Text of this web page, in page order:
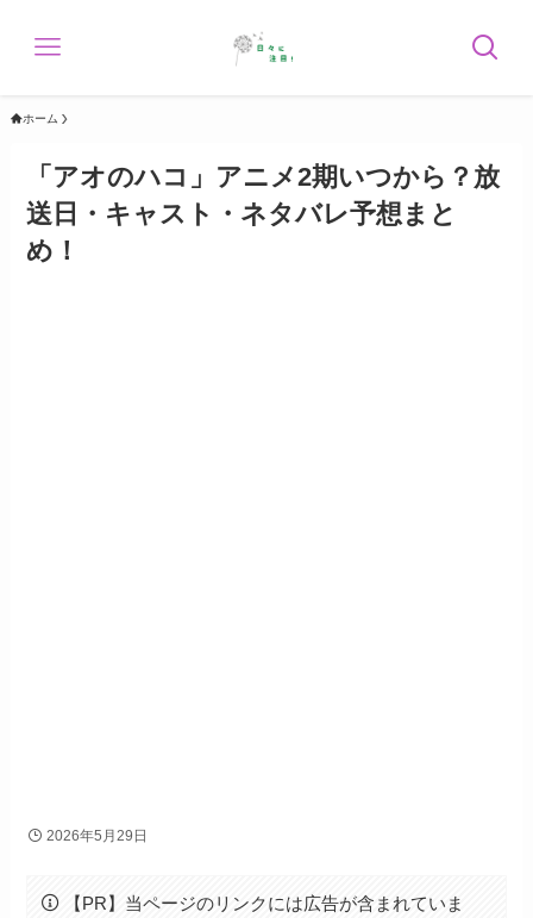
ホーム
「アオのハコ」アニメ2期いつから？放
送日・キャスト・ネタバレ予想まと
め！
2026年5月29日
【PR】当ページのリンクには広告が含まれていま